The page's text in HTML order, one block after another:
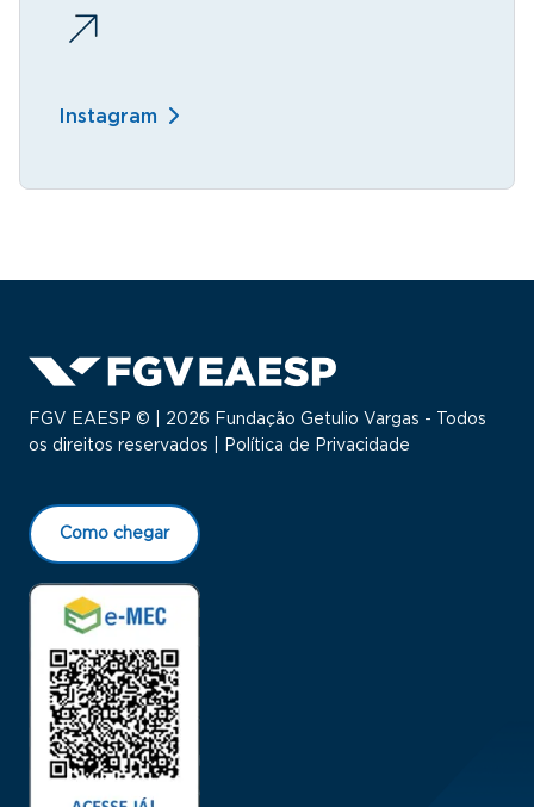
Instagram
FGV EAESP © | 2026 Fundação Getulio Vargas - Todos
os direitos reservados |
Política de Privacidade
Como chegar